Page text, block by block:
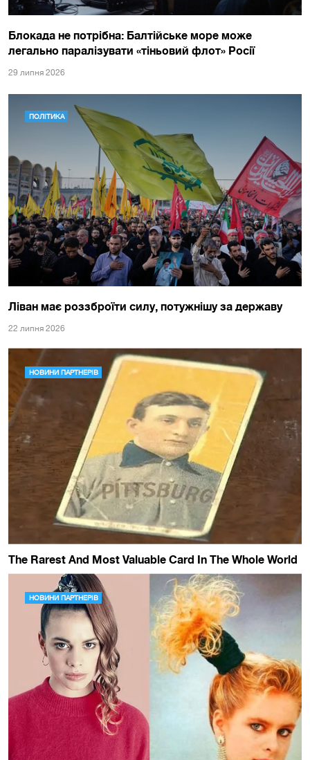
Блокада не потрібна: Балтійське море може
легально паралізувати «тіньовий флот» Росії
29 липня 2026
ПОЛІТИКА
Ліван має роззброїти силу, потужнішу за державу
22 липня 2026